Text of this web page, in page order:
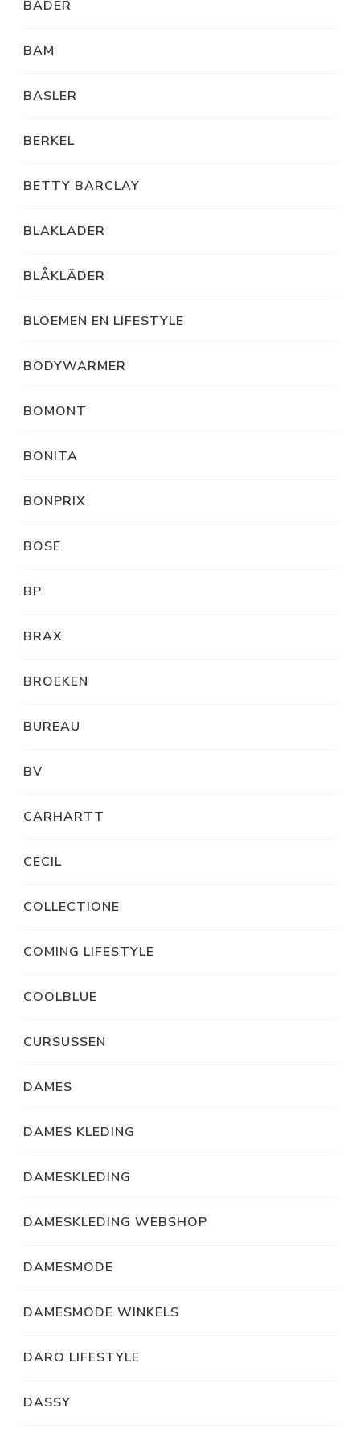
BADER
BAM
BASLER
BERKEL
BETTY BARCLAY
BLAKLADER
BLÅKLÄDER
BLOEMEN EN LIFESTYLE
BODYWARMER
BOMONT
BONITA
BONPRIX
BOSE
BP
BRAX
BROEKEN
BUREAU
BV
CARHARTT
CECIL
COLLECTIONE
COMING LIFESTYLE
COOLBLUE
CURSUSSEN
DAMES
DAMES KLEDING
DAMESKLEDING
DAMESKLEDING WEBSHOP
DAMESMODE
DAMESMODE WINKELS
DARO LIFESTYLE
DASSY